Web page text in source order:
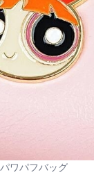
パワパフバッグ